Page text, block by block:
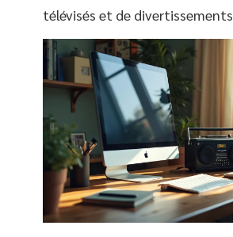
télévisés et de divertissements.